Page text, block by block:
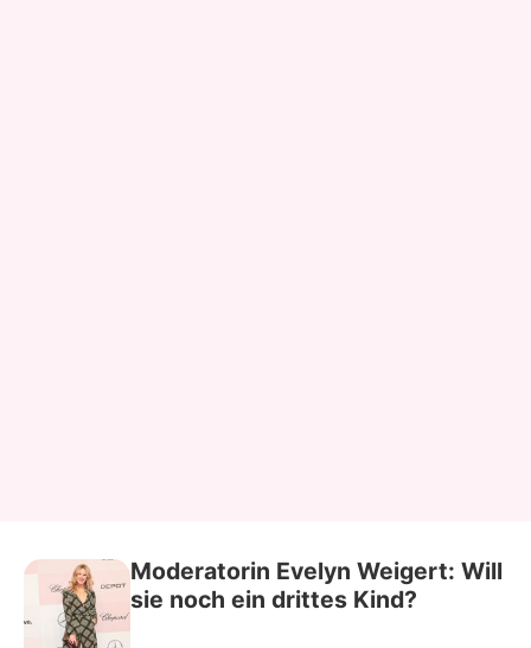
Moderatorin Evelyn Weigert: Will
sie noch ein drittes Kind?